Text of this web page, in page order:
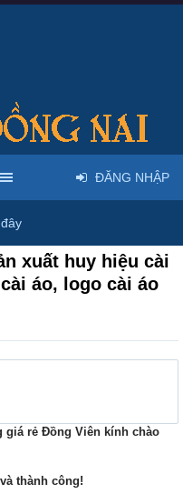
- Uy tín - Miễn phí
xuất huy hiệu cài
áo, logo cài áo
giá rẻ Đồng Viên kính chào
thành công!
ĐĂNG NHẬP